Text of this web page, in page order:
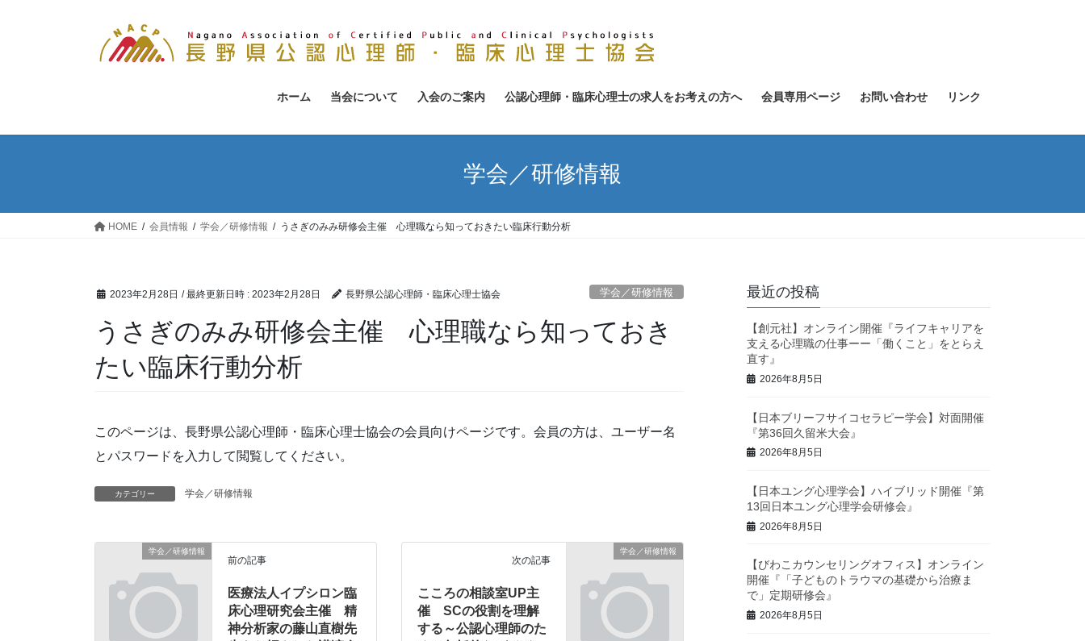
ホーム 当会について 入会のご案内 公認心理師・臨床心理士の求人をお考えの方へ 会員専用ページ お問い合わせ リンク
学会／研修情報
HOME 会員情報 学会／研修情報 うさぎのみみ研修会主催 心理職なら知っておきたい臨床行動分析
2023年2月28日 / 最終更新日時 : 2023年2月28日 長野県公認心理師・臨床心理士協会 学会／研修情報
うさぎのみみ研修会主催 心理職なら知っておき
たい臨床行動分析
このページは、長野県公認心理師・臨床心理士協会の会員向けページです。会員の方は、ユーザー名
とパスワードを入力して閲覧してください。
カテゴリー 学会／研修情報
学会／研修情報
前の記事
医療法人イプシロン臨
床心理研究会主催 精
神分析家の藤山直樹先
学会／研修情報
次の記事
こころの相談室UP主
催 SCの役割を理解
する～公認心理師のた
最近の投稿
【創元社】オンライン開催『ライフキャリアを
支える心理職の仕事ーー「働くこと」をとらえ
直す』
2026年8月5日
【日本ブリーフサイコセラピー学会】対面開催
『第36回久留米大会』
2026年8月5日
【日本ユング心理学会】ハイブリッド開催『第
13回日本ユング心理学会研修会』
2026年8月5日
【びわこカウンセリングオフィス】オンライン
開催『「子どものトラウマの基礎から治療ま
で」定期研修会』
2026年8月5日